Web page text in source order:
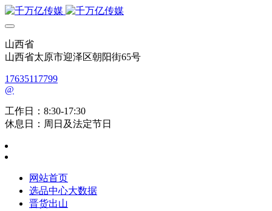
山西省
山西省太原市迎泽区朝阳街65号
17635117799
@
工作日：8:30-17:30
休息日：周日及法定节日
网站首页
选品中心大数据
晋货出山